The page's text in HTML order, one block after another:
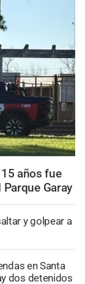
años fue
Garay
y golpear a
en Santa
dos detenidos